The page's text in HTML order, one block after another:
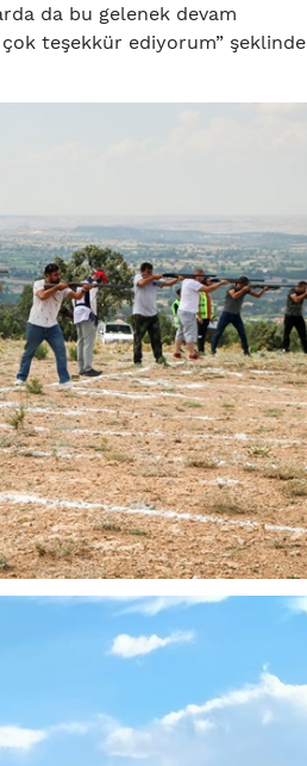
da bu gelenek devam
teşekkür ediyorum” şeklinde